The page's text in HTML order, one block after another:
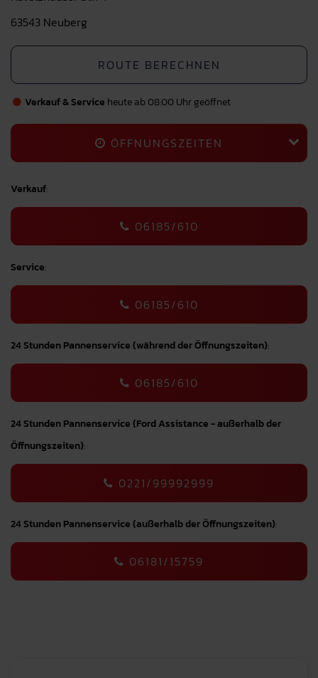
63543 Neuberg
ROUTE BERECHNEN
Verkauf & Service heute ab 08:00 Uhr geöffnet
ÖFFNUNGSZEITEN
Verkauf:
06185/610
Service:
06185/610
24 Stunden Pannenservice (während der Öffnungszeiten):
06185/610
24 Stunden Pannenservice (Ford Assistance - außerhalb der
Öffnungszeiten):
0221/99992999
24 Stunden Pannenservice (außerhalb der Öffnungszeiten):
06181/15759